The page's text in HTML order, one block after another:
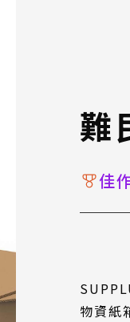
難
佳
物資紙